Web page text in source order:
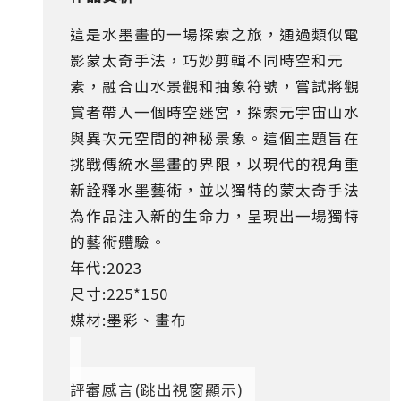
這是水墨畫的一場探索之旅，通過類似電
影蒙太奇手法，巧妙剪輯不同時空和元
素，融合山水景觀和抽象符號，嘗試將觀
賞者帶入一個時空迷宮，探索元宇宙山水
與異次元空間的神秘景象。這個主題旨在
挑戰傳統水墨畫的界限，以現代的視角重
新詮釋水墨藝術，並以獨特的蒙太奇手法
為作品注入新的生命力，呈現出一場獨特
的藝術體驗。
年代:2023
尺寸:225*150
媒材:墨彩、畫布
評審感言(跳出視窗顯示)